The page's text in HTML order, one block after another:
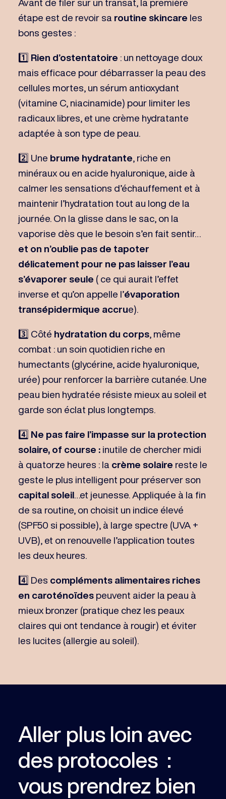
Avant de filer sur un transat, la première
étape est de revoir sa routine skincare les
bons gestes :
1️⃣ Rien d’ostentatoire : un nettoyage doux
mais efficace pour débarrasser la peau des
cellules mortes, un sérum antioxydant
(vitamine C, niacinamide) pour limiter les
radicaux libres, et une crème hydratante
adaptée à son type de peau.
2️⃣ Une brume hydratante , riche en
minéraux ou en acide hyaluronique, aide à
calmer les sensations d’échauffement et à
maintenir l’hydratation tout au long de la
journée. On la glisse dans le sac, on la
vaporise dès que le besoin s’en fait sentir…
et on n’oublie pas de tapoter
délicatement pour ne pas laisser l’eau
s’évaporer seule ( ce qui aurait l’effet
inverse et qu’on appelle l’évaporation
transépidermique accrue).
3️⃣ Côté hydratation du corps, même
combat : un soin quotidien riche en
humectants (glycérine, acide hyaluronique,
urée) pour renforcer la barrière cutanée. Une
peau bien hydratée résiste mieux au soleil et
garde son éclat plus longtemps.
4️⃣ Ne pas faire l’impasse sur la protection
solaire, of course : inutile de chercher midi
à quatorze heures : la crème solaire reste le
geste le plus intelligent pour préserver son
capital soleil…et jeunesse. Appliquée à la fin
de sa routine, on choisit un indice élevé
(SPF50 si possible), à large spectre (UVA +
UVB), et on renouvelle l’application toutes
les deux heures.
4️⃣ Des compléments alimentaires riches
en caroténoïdes peuvent aider la peau à
mieux bronzer (pratique chez les peaux
claires qui ont tendance à rougir) et éviter
les lucites (allergie au soleil).
Aller plus loin avec
des protocoles :
vous prendrez bien